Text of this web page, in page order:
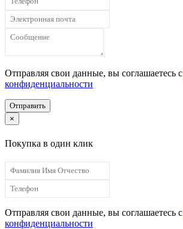
Отправляя свои данные, вы соглашаетесь с
конфиденциальности
Отправить
×
Покупка в один клик
Отправляя свои данные, вы соглашаетесь с
конфиденциальности